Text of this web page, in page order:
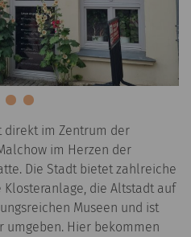
direkt im Zentrum der
im Herzen der
Die Stadt bietet zahlreiche
die Altstadt auf
Museen und ist
umgeben. Hier bekommen